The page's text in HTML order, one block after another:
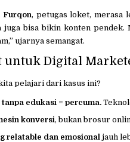
Furqon, petugas loket, merasa
juga bisa bikin konten
ujarnya semangat.
untuk Digital
pelajari dari kasus ini?
edukasi = percuma.
konversi, bukan brosur
relatable dan emosional jauh